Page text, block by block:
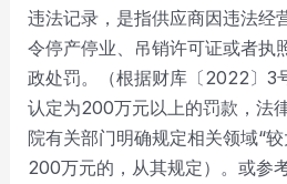
违法记录，是指供应商因违法经
令停产停业、吊销许可证或者执
政处罚。（根据财库〔2022〕3
认定为200万元以上的罚款，法
院有关部门明确规定相关领域“
200万元的，从其规定）。或参